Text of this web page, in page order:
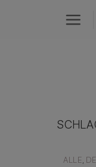
ALLE